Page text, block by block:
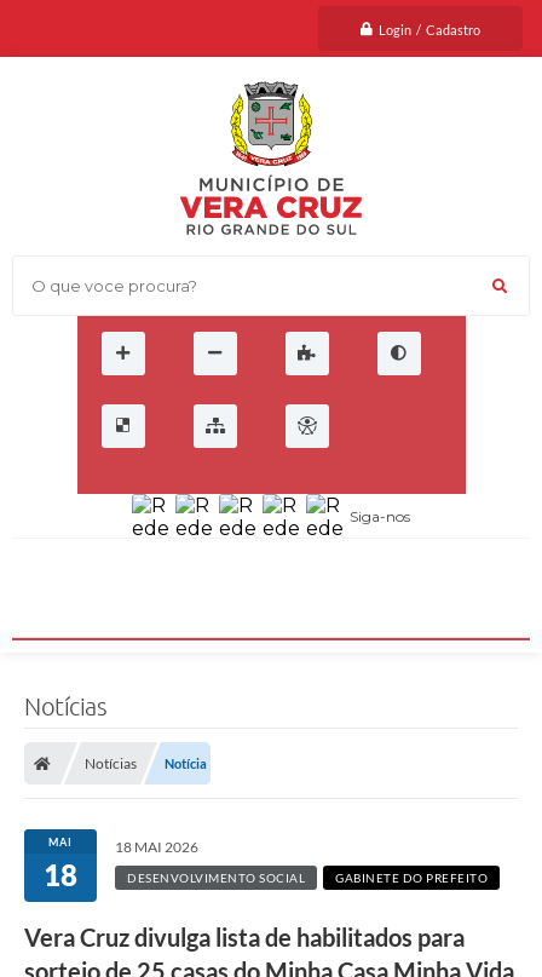
Login / Cadastro
O que voce procura?
Siga-nos
Notícias
Notícias Notícia
MAI
18
18 MAI 2026
DESENVOLVIMENTO SOCIAL GABINETE DO PREFEITO
Vera Cruz divulga lista de habilitados para
sorteio de 25 casas do Minha Casa Minha Vida